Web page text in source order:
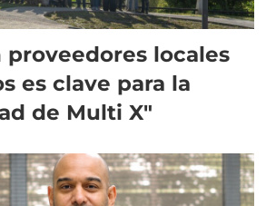
proveedores locales
es clave para la
de Multi X"